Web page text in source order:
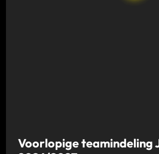
Voorlopige teamindeling